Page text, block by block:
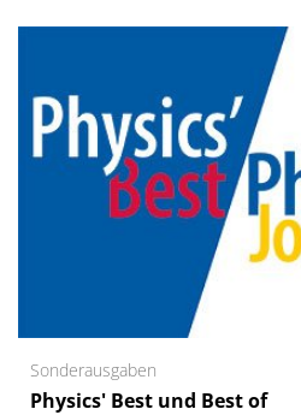
Sonderausgaben
Physics' Best und Best of